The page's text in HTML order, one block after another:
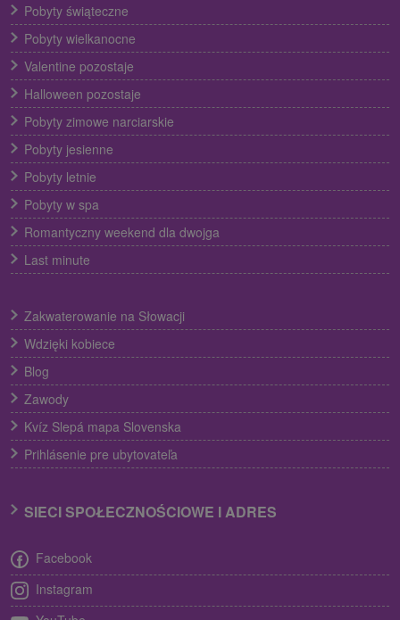
Pobyty świąteczne
Pobyty wielkanocne
Valentine pozostaje
Halloween pozostaje
Pobyty zimowe narciarskie
Pobyty jesienne
Pobyty letnie
Pobyty w spa
Romantyczny weekend dla dwojga
Last minute
Zakwaterowanie na Słowacji
Wdzięki kobiece
Blog
Zawody
Kvíz Slepá mapa Slovenska
Prihlásenie pre ubytovateľa
SIECI SPOŁECZNOŚCIOWE I ADRES
Facebook
Instagram